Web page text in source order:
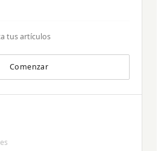
tus artículos
Comenzar